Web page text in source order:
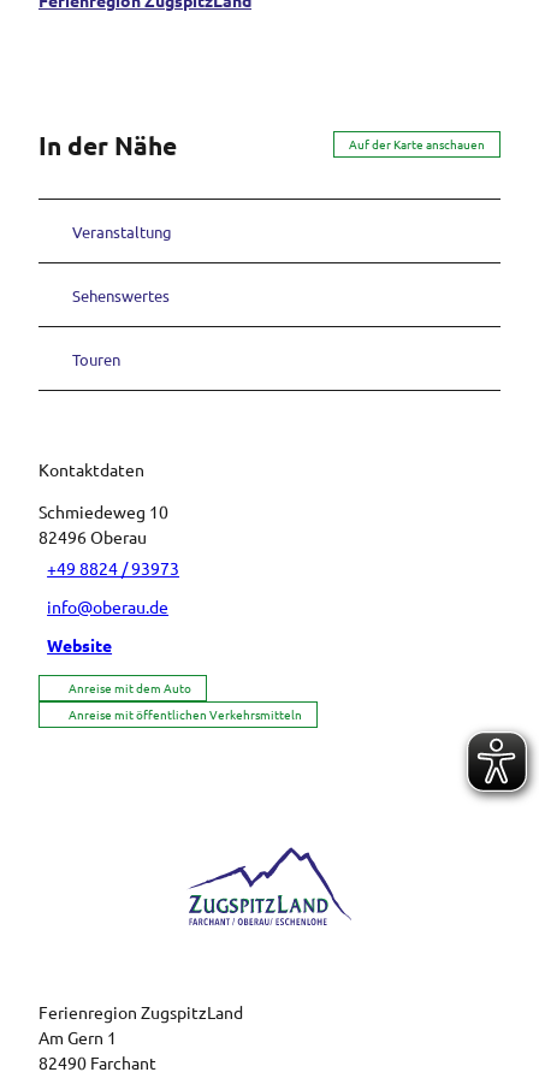
In der Nähe Auf der Karte anschauen
Veranstaltung
Sehenswertes
Touren
Kontaktdaten
Schmiedeweg 10
82496Oberau
+49 8824 / 93973
info@oberau.de
Website
Anreise mit dem Auto
Anreise mit öffentlichen Verkehrsmitteln
Logo der Ferienregion ZugspitzLand mit den Orten Farchant, Oberau und Eschenlohe
Ferienregion ZugspitzLand
Am Gern 1
82490 Farchant